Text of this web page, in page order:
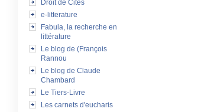
Droit de Cités
e-litterature
Fabula, la recherche en
littérature
Le blog de (François
Rannou
Le blog de Claude
Chambard
Le Tiers-Livre
Les carnets d'eucharis